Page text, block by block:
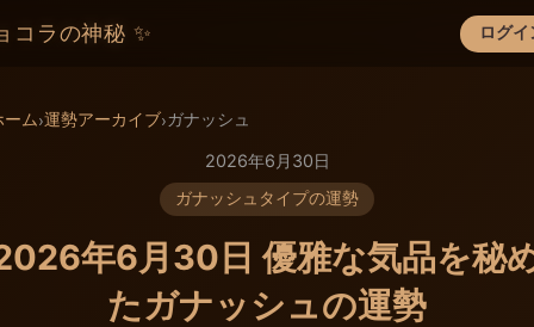
コラの神秘 ✨ ログイ
×
ーム›運勢アーカイブ›ガナッシュ
2026年6月30日
ガナッシュタイプの運勢
年6月30日 優雅な気品を秘
たガナッシュの運勢